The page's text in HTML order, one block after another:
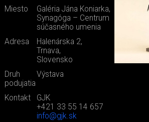
Miesto
Galéria Jána Koniarka,
Synagóga – Centrum
súčasného umenia
Adresa
Halenárska 2,
Trnava,
Slovensko
Druh
podujatia
Výstava
Kontakt
GJK
+421 33 55 14 657
info@gjk.sk